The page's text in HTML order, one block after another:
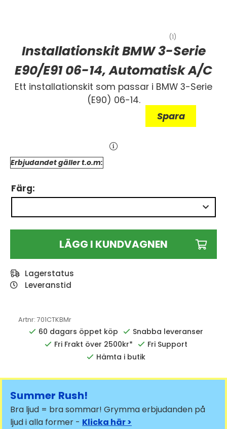
(1)
Installationskit BMW 3-Serie
E90/E91 06-14, Automatisk A/C
Ett installationskit som passar i BMW 3-Serie
(E90) 06-14.
Spara
Erbjudandet gäller t.o.m:
Färg:
LÄGG I KUNDVAGNEN
Lagerstatus
Leveranstid
Artnr: 701CTKBMr
60 dagars öppet köp
Snabba leveranser
Fri Frakt över 2500kr*
Fri Support
Hämta i butik
Summer Rush!
Bra ljud = bra sommar! Grymma erbjudanden på
ljud i alla former - Klicka här >